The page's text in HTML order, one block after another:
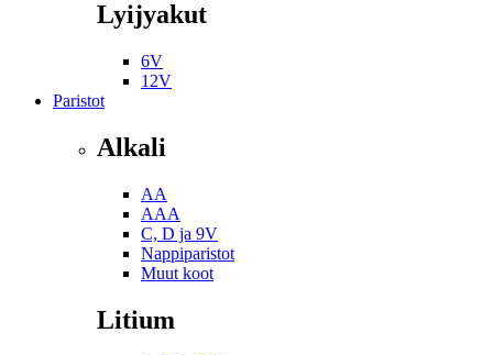
Lyijyakut
6V
12V
Paristot
Alkali
AA
AAA
C, D ja 9V
Nappiparistot
Muut koot
Litium